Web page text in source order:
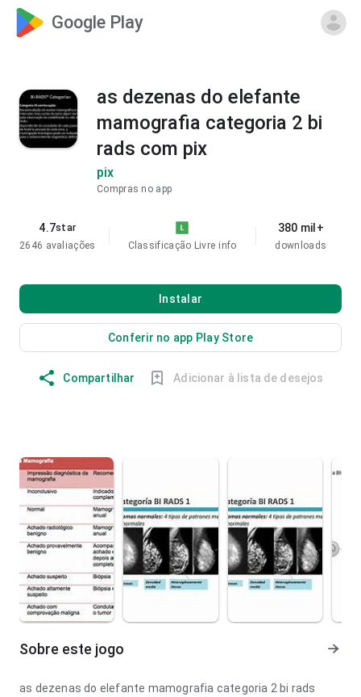
Google Play
as dezenas do elefante
mamografia categoria 2 bi
rads com pix
pix
Compras no app
4.7star
2646 avaliações
Classificação Livre info
380 mil+
downloads
Instalar
Conferir no app Play Store
Compartilhar Adicionar à lista de desejos
Sobre este jogo
as dezenas do elefante mamografia categoria 2 bi rads